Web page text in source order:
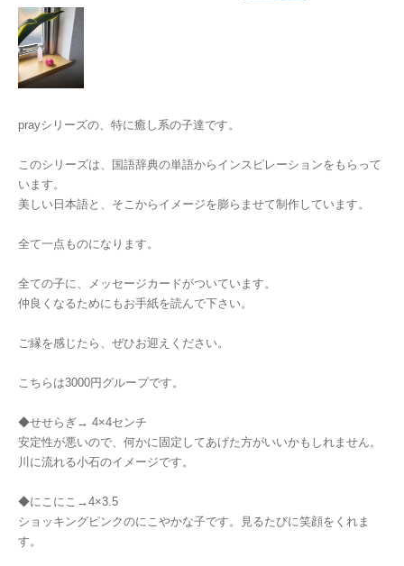
prayシリーズの、特に癒し系の子達です。
このシリーズは、国語辞典の単語からインスピレーションをもらって
います。
美しい日本語と、そこからイメージを膨らませて制作しています。
全て一点ものになります。
全ての子に、メッセージカードがついています。
仲良くなるためにもお手紙を読んで下さい。
ご縁を感じたら、ぜひお迎えください。
こちらは3000円グループです。
◆せせらぎ→ 4×4センチ
安定性が悪いので、何かに固定してあげた方がいいかもしれません。
川に流れる小石のイメージです。
◆にこにこ→4×3.5
ショッキングピンクのにこやかな子です。見るたびに笑顔をくれま
す。